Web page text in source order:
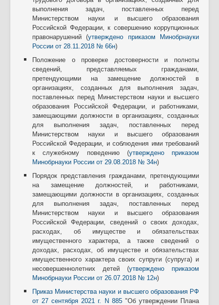
выполнения задач, поставленных перед
Министерством науки и высшего образования
Российской Федерации, к совершению коррупционных
правонарушений (утверждено приказом Минобрнауки
России от 28.11.2018 № 66н)
Положение о проверке достоверности и полноты
сведений, представляемых гражданами,
претендующими на замещение должностей в
организациях, созданных для выполнения задач,
поставленных перед Министерством науки и высшего
образования Российской Федерации, и работниками,
замещающими должности в организациях, созданных
для выполнения задач, поставленных перед
Министерством науки и высшего образования
Российской Федерации, и соблюдения ими требований
к служебному поведению (утверждено приказом
Минобрнауки России от 29.08.2018 № 34н)
Порядок представления гражданами, претендующими
на замещение должностей, и работниками,
замещающими должности в организациях, созданных
для выполнения задач, поставленных перед
Министерством науки и высшего образования
Российской Федерации, сведений о своих доходах,
расходах, об имуществе и обязательствах
имущественного характера, а также сведений о
доходах, расходах, об имуществе и обязательствах
имущественного характера своих супруги (супруга) и
несовершеннолетних детей (утверждено приказом
Минобрнауки России от 26.07.2018 № 12н)
Приказ Министерства науки и высшего образования РФ
от 27 сентября 2021 г. N 885"Об утверждении Плана